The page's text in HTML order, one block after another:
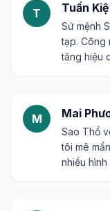
T Tuấn
Sứ mệnh
tạp. Công
tăng hiệu
M Mai
Sao Thổ
tôi mê
nhiều